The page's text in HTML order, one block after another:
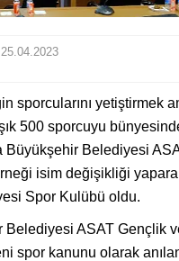
sporcularını yetiştirmek
500 sporcuyu
Büyükşehir Belediyesi
isim değişikliği
Spor Kulübü oldu.
Belediyesi ASAT Gençlik
spor kanunu olarak